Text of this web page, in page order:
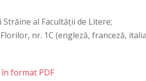
al Facultăţii de Litere;
nr. 1C (engleză, franceză,
format PDF